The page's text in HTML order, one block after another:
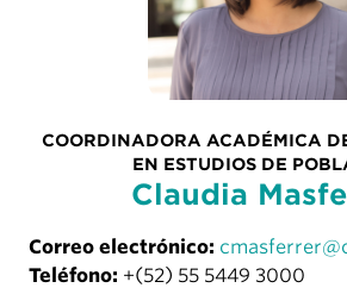
COORDINADORA ACADÉMICA
EN ESTUDIOS DE
Claudia
Correo electrónico:
Teléfono: +(52) 55 5449 3000